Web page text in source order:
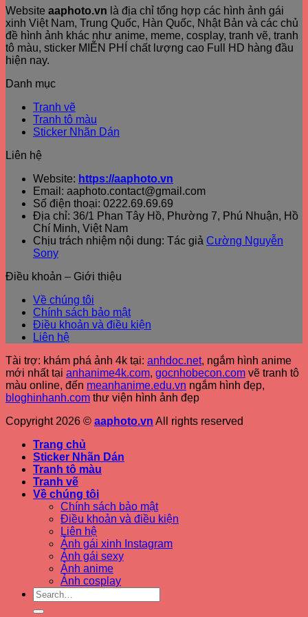
Website aaphoto.vn là địa chỉ tổng hợp các hình ảnh gái
xinh Việt Nam, Trung Quốc, Hàn Quốc, Nhật Bản và các chủ
đề hình ảnh khác như anime, meme, cosplay, tranh vẽ, tranh
tô màu, sticker MIỄN PHÍ chất lượng cao Full HD hàng đầu
hiện nay.
Danh mục
Tranh vẽ
Tranh tô màu
Sticker Nhãn Dán
Liên hệ
Website: https://aaphoto.vn
Email: aaphoto.contact@gmail.com
Số điện thoại: 0222.69.69.69
Địa chỉ: 36/1 Phan Tây Hồ, Phường 7, Phú Nhuận, Hồ
Chí Minh, Việt Nam
Chịu trách nhiệm nội dung: Tác giả Cường Nguyễn
Sony
Điều khoản – Giới thiệu
Về chúng tôi
Chính sách bảo mật
Điều khoản và điều kiện
Liên hệ
Tài trợ: khám phá ảnh 4k tại: anhdoc.net, ngắm hình anime
mới nhất tại anhanime4k.com, gocnhobecon.com vẽ tranh tô
màu online, đến meanhanime.edu.vn ngắm hình đẹp,
bloghinhanh.com thư viện hình ảnh đẹp
Copyright 2026 © aaphoto.vn All rights reserved
Trang chủ
Sticker Nhãn Dán
Tranh tô màu
Tranh vẽ
Về chúng tôi
Chính sách bảo mật
Điều khoản và điều kiện
Liên hệ
Ảnh gái xinh Instagram
Ảnh gái sexy
Ảnh anime
Ảnh cosplay